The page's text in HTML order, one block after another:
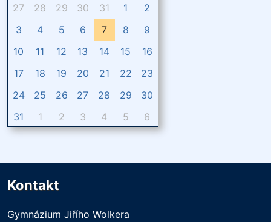
27
28 29 30 31 1
2
3
4 5 6 7 8
9
10
11 12 13 14 15
16
17
18 19 20 21 22
23
24
25 26 27 28 29
30
31
1 2 3 4 5 6
Kontakt
Gymnázium Jiřího Wolkera